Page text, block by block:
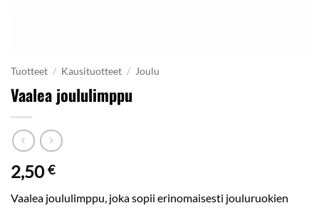
Tuotteet / Kausituotteet / Joulu
Vaalea joululimppu
2,50€
Vaalea joululimppu, joka sopii erinomaisesti jouluruokien